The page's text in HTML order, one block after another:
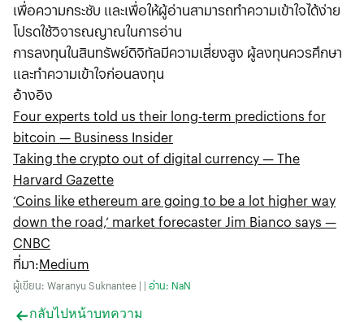
เพื่อความกระชับ และเพื่อให้ผู้อ่านสามารถทำความเข้าใจได้ง่าย
โปรดใช้วิจารณญาณในการอ่าน
การลงทุนในสินทรัพย์ดิจิทัลมีความเสี่ยงสูง ผู้ลงทุนควรศึกษา
และทำความเข้าใจก่อนลงทุน
อ้างอิง
Four experts told us their long-term predictions for
bitcoin — Business Insider
Taking the crypto out of digital currency — The
Harvard Gazette
‘Coins like ethereum are going to be a lot higher way
down the road,’ market forecaster Jim Bianco says —
CNBC
ที่มา:Medium
ผู้เขียน: Waranyu Suknantee | | อ่าน: NaN
กลับไปหน้าบทความ